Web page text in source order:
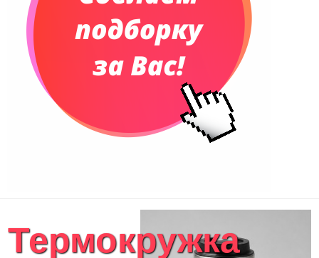
Сумки для планшетов и ноутбуков
Рюкзаки
Конференц-сумки
Сумки для покупок промо
Несессеры и косметички
Сумки дорожные
Женские сумки
Текстиль для ванной комнаты
Термокружка